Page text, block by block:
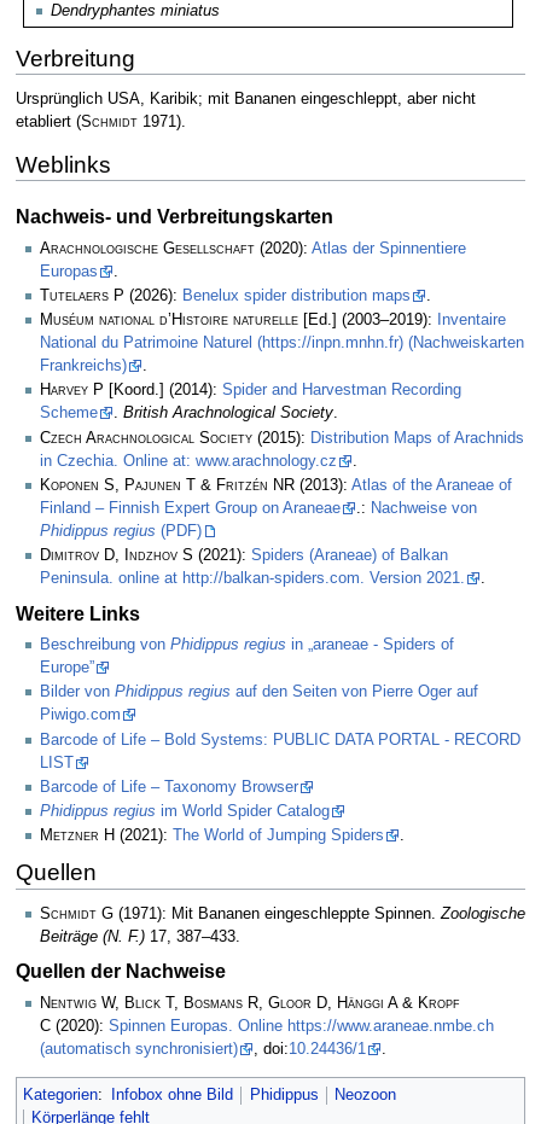
Dendryphantes miniatus
Verbreitung
Ursprünglich USA, Karibik; mit Bananen eingeschleppt, aber nicht
etabliert (Schmidt1971).
Weblinks
Nachweis- und Verbreitungskarten
Arachnologische Gesellschaft (2020): Atlas der Spinnentiere
Europas
Tutelaers P (2026): Benelux spider distribution maps
.
Muséum national d’Histoire naturelle [Ed.] (2003–2019):
Inventaire
National du Patrimoine Naturel (https://inpn.mnhn.fr) (Nachweiskarten
Frankreichs)
.
Harvey P [Koord.] (2014): Spider and Harvestman Recording
Scheme
. British Arachnological Society.
Czech Arachnological Society (2015): Distribution Maps of Arachnids
in Czechia. Online at: www.arachnology.cz
Koponen S, Pajunen T & Fritzén NR (2013): Atlas of the Araneae of
Finland – Finnish Expert Group on Araneae
.: Nachweise von
Phidippus regius (PDF)
Dimitrov D, Indzhov S (2021): Spiders (Araneae) of Balkan
Peninsula. online at http://balkan-spiders.com. Version 2021.
.
Weitere Links
Beschreibung von Phidippus regius in „araneae - Spiders of
Europe”
Bilder von Phidippus regius auf den Seiten von Pierre Oger auf
Piwigo.com
Barcode of Life – Bold Systems: PUBLIC DATA PORTAL - RECORD
LIST
Barcode of Life – Taxonomy Browser
Phidippus regius im World Spider Catalog
Metzner H (2021): The World of Jumping Spiders .
Quellen
Schmidt G (1971): Mit Bananen eingeschleppte Spinnen.Zoologische
Beiträge (N. F.) 17, 387–433.
Quellen der Nachweise
Nentwig W, Blick T, Bosmans R, Gloor D, Hänggi A & Kropf
C (2020): Spinnen Europas. Online https://www.araneae.nmbe.ch
(automatisch synchronisiert)
, doi:10.24436/1 .
Kategorien: Infobox ohne Bild Phidippus
Neozoon
Körperlänge fehlt